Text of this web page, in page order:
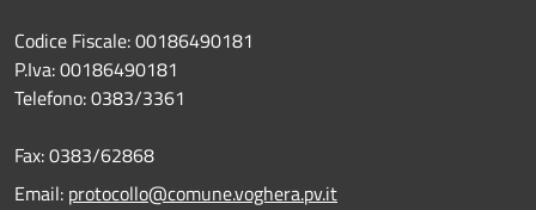
Codice Fiscale: 00186490181
P.Iva: 00186490181
Telefono:0383/3361
Fax:0383/62868
Email: protocollo@comune.voghera.pv.it